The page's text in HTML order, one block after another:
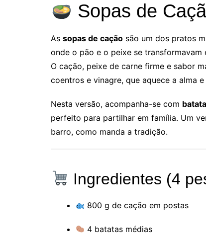
Sopas de
As sopas de cação são um dos pratos
onde o pão e o peixe se transformavam
O cação, peixe de carne firme e sabor
coentros e vinagre, que aquece a alma
Nesta versão, acompanha-se com
perfeito para partilhar em família. Um
barro, como manda a tradição.
Ingredientes (4
800 g de cação em postas
4 batatas médias